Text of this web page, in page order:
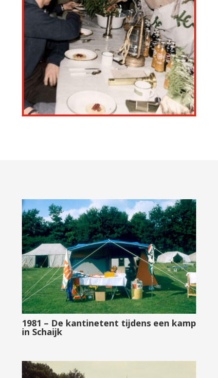
1981 – De kantinetent tijdens een kamp
in Schaijk